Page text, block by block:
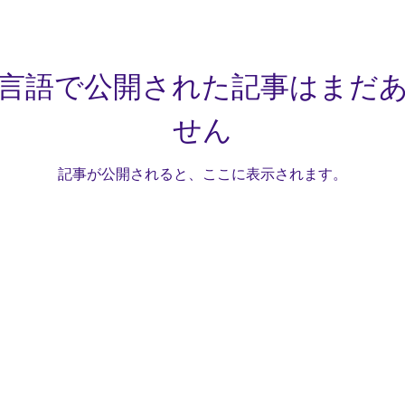
語で公開された記事はまだ
せん
記事が公開されると、ここに表示されます。